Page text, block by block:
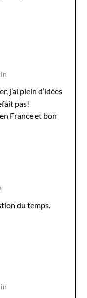
j’ai plein d’idées
pas!
France et bon
du temps.